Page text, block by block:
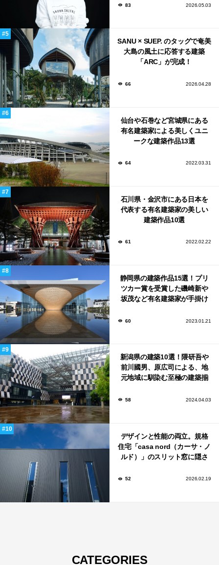
83 2026.05.03
SANU × SUEP. のタッグで奄美
大島の風土に応答する建築
「ARC」が完成！
66 2026.04.28
仙台や石巻など宮城県にある
有名建築家による美しくユニ
ークな建築作品13選
64 2022.03.31
石川県・金沢市にある日本を
代表する有名建築家の美しい
建築作品10選
61 2022.02.22
静岡県の建築作品15選！プリ
ツカー賞を受賞した磯崎新や
坂茂など有名建築家が手掛け
60 2023.01.21
新潟県の建築10選！隈研吾や
前川國男、原広司による、地
元地域に馴染む至極の建築揃
58 2024.04.03
デザインと性能の両立。規格
住宅「casa nord（カーサ・ノ
ルド）」のスリット窓に隠さ
52 2026.02.19
CATEGORIES